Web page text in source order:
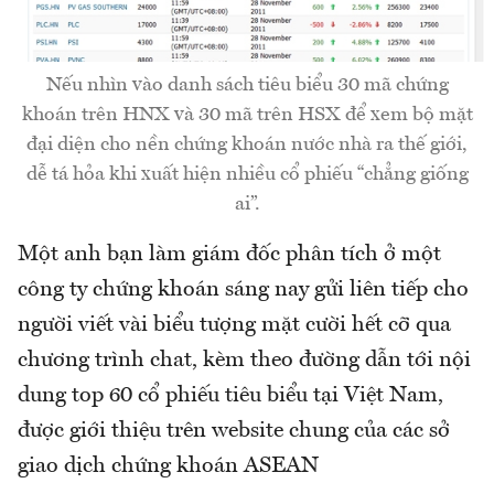
Nếu nhìn vào danh sách tiêu biểu 30 mã chứng
khoán trên HNX và 30 mã trên HSX để xem bộ mặt
đại diện cho nền chứng khoán nước nhà ra thế giới,
dễ tá hỏa khi xuất hiện nhiều cổ phiếu “chẳng giống
ai”.
Một anh bạn làm giám đốc phân tích ở một
công ty chứng khoán sáng nay gửi liên tiếp cho
người viết vài biểu tượng mặt cười hết cỡ qua
chương trình chat, kèm theo đường dẫn tới nội
dung top 60 cổ phiếu tiêu biểu tại Việt Nam,
được giới thiệu trên website chung của các sở
giao dịch chứng khoán ASEAN